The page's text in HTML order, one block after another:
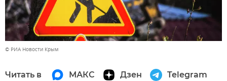
© РИА Новости Крым
Читать в МАКС Дзен Telegram